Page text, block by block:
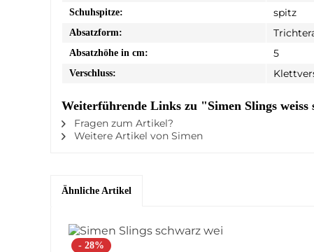
Schuhspitze: spitz
Absatzform:
Absatzhöhe in cm: 5
Verschluss:
Weiterführende Links zu "Simen Slings weiss
Fragen zum Artikel?
Weitere Artikel von Simen
Ähnliche Artikel
- 28%